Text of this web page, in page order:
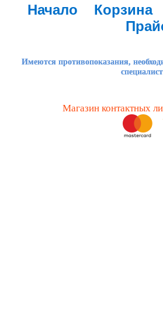
Начало Корзина
Имеются противопоказания,
Магазин контактных